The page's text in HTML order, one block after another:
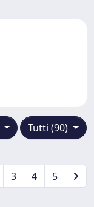
Tutti (90)
3 4 5